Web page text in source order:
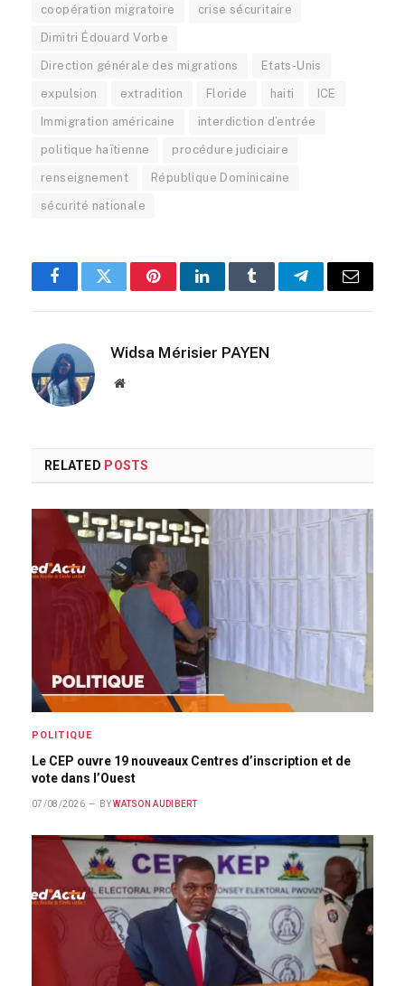
coopération migratoire crise sécuritaire
Dimitri Édouard Vorbe
Direction générale des migrations Etats-Unis
expulsion extradition Floride haiti ICE
Immigration américaine interdiction d’entrée
politique haïtienne procédure judiciaire
renseignement République Dominicaine
sécurité nationale
FacebookTwitterPinterestLinkedInTumblrTelegramEmail
Widsa Mérisier PAYEN
Website
RELATED POSTS
POLITIQUE
Le CEP ouvre 19 nouveaux Centres d’inscription et de
vote dans l’Ouest
07/08/2026 BY WATSON AUDIBERT